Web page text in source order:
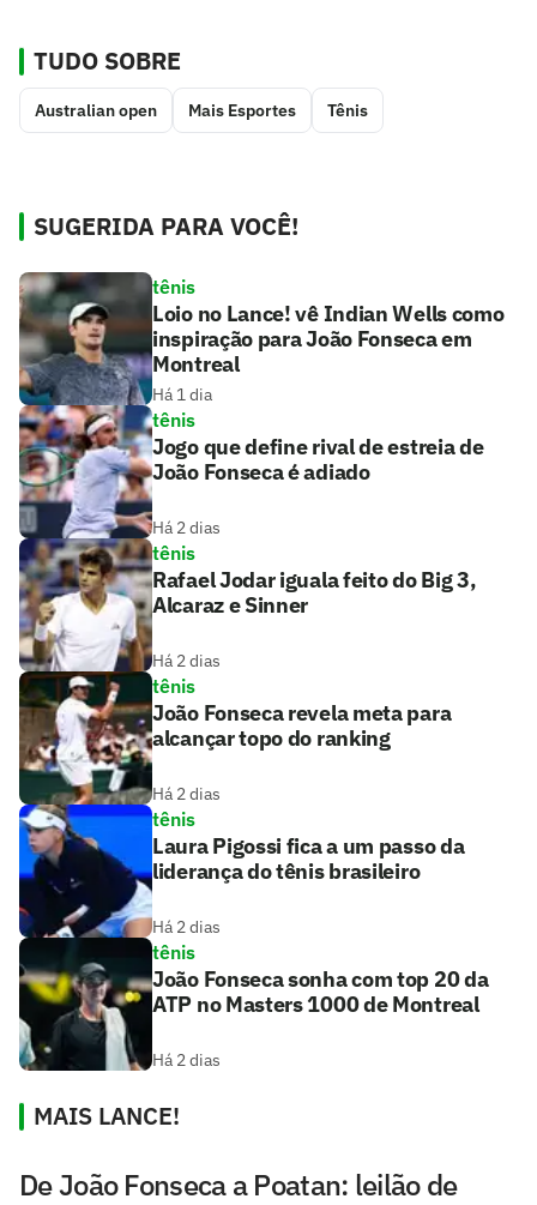
TUDO SOBRE
Australian open Mais Esportes Tênis
SUGERIDA PARA VOCÊ!
tênis
Loio no Lance! vê Indian Wells como
inspiração para João Fonseca em
Montreal
Há 1 dia
tênis
Jogo que define rival de estreia de
João Fonseca é adiado
Há 2 dias
tênis
Rafael Jodar iguala feito do Big 3,
Alcaraz e Sinner
Há 2 dias
tênis
João Fonseca revela meta para
alcançar topo do ranking
Há 2 dias
tênis
Laura Pigossi fica a um passo da
liderança do tênis brasileiro
Há 2 dias
tênis
João Fonseca sonha com top 20 da
ATP no Masters 1000 de Montreal
Há 2 dias
MAIS LANCE!
De João Fonseca a Poatan: leilão de